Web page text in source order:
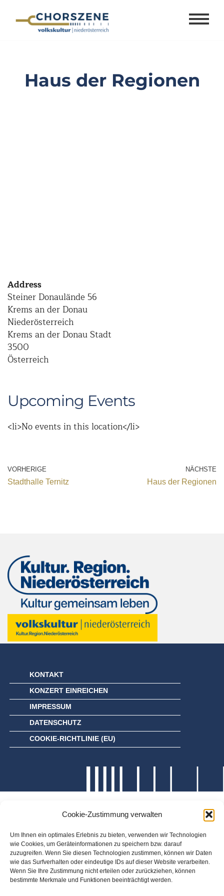
Cookie-Zustimmung verwalten
Um Ihnen ein optimales Erlebnis zu bieten, verwenden wir Technologien
wie Cookies, um Geräteinformationen zu speichern bzw. darauf
zuzugreifen. Wenn Sie diesen Technologien zustimmen, können wir Daten
wie das Surfverhalten oder eindeutige IDs auf dieser Website verarbeiten.
Wenn Sie Ihre Zustimmung nicht erteilen oder zurückziehen, können
bestimmte Merkmale und Funktionen beeinträchtigt werden.
Haus der Regionen
Address
Steiner Donaulände 56
Krems an der Donau
Niederösterreich
Krems an der Donau Stadt
3500
Österreich
Upcoming Events
<li>No events in this location</li>
VORHERIGE
Stadthalle Ternitz
NÄCHSTE
Haus der Regionen
KONTAKT
KONZERT EINREICHEN
IMPRESSUM
DATENSCHUTZ
COOKIE-RICHTLINIE (EU)